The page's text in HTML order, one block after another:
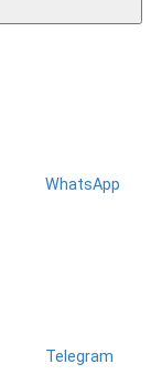
WhatsApp
Telegram